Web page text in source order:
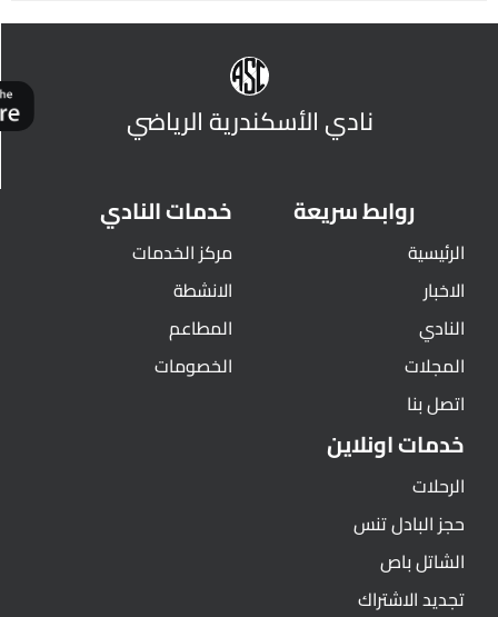
نادي الأسكندرية الرياضي
روابط سريعة
الرئيسية
الاخبار
النادي
المجلات
اتصل بنا
خدمات النادي
مركز الخدمات
الانشطة
المطاعم
الخصومات
خدمات اونلاين
الرحلات
حجز البادل تنس
الشاتل باص
تجديد الاشتراك